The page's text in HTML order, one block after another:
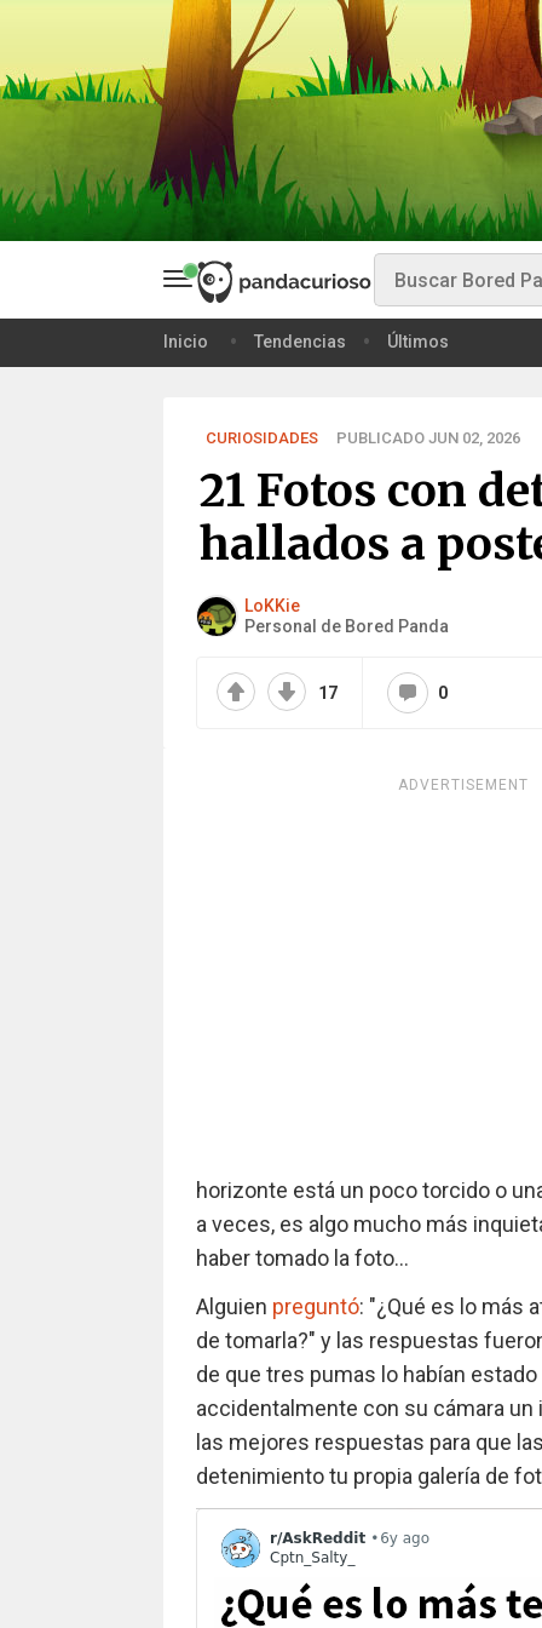
Inicio Tendencias Últimos
CURIOSIDADES PUBLICADO JUN 02, 2026
21 Fotos con
hallados a
LoKKie
Personal de Bored Panda
17 0
ADVERTISEMENT
horizonte está un poco torcido o
a veces, es algo mucho más
haber tomado la foto...
Alguien preguntó: "¿Qué es lo más
de tomarla?" y las respuestas
de que tres pumas lo habían
accidentalmente con su cámara
las mejores respuestas para que
detenimiento tu propia galería de